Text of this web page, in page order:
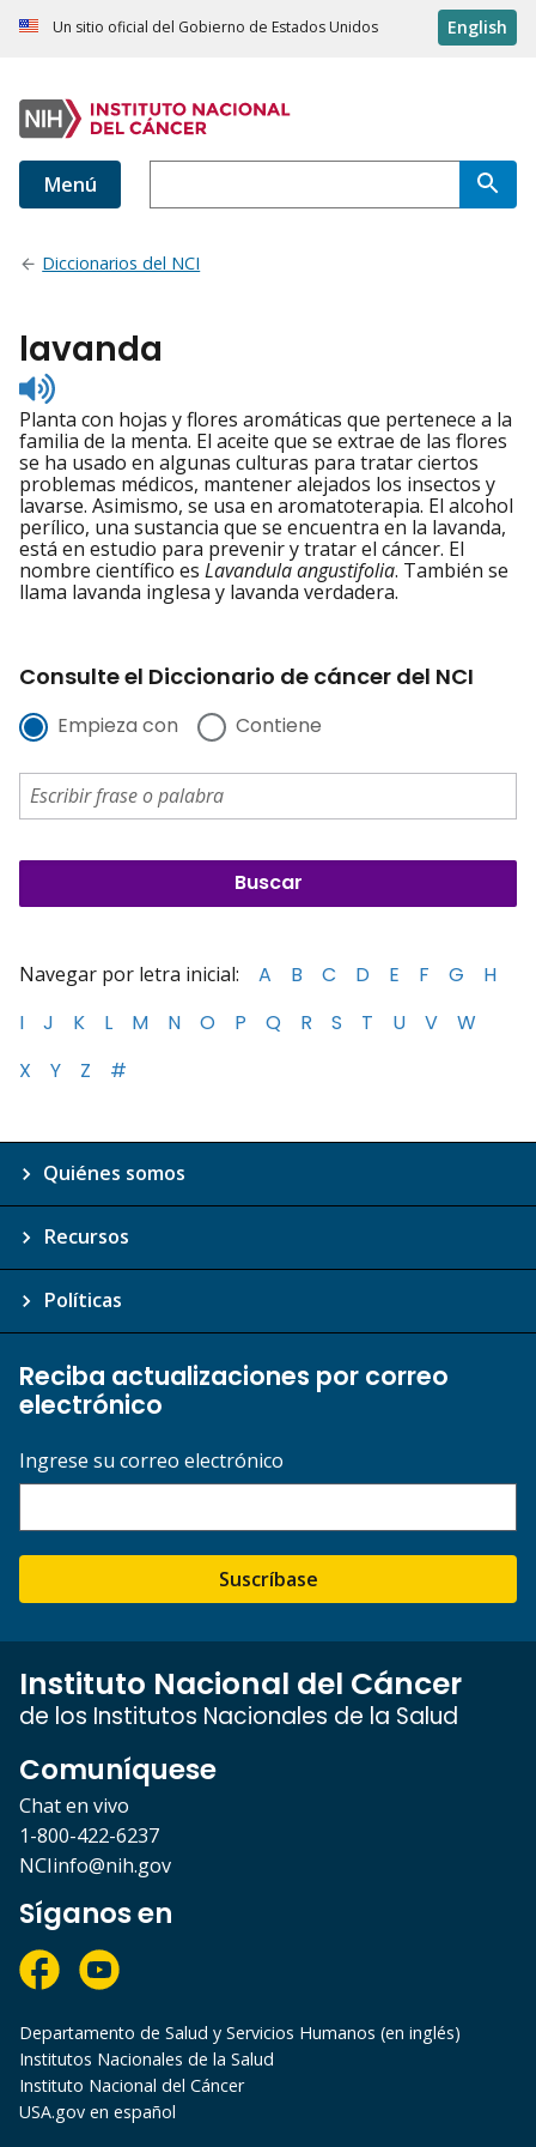
Un sitio oficial del Gobierno de Estados Unidos English
Menú
Diccionarios del NCI
lavanda
Listen
to
pronunciation
Planta con hojas y flores aromáticas que pertenece a la
familia de la menta. El aceite que se extrae de las flores
se ha usado en algunas culturas para tratar ciertos
problemas médicos, mantener alejados los insectos y
lavarse. Asimismo, se usa en aromatoterapia. El alcohol
perílico, una sustancia que se encuentra en la lavanda,
está en estudio para prevenir y tratar el cáncer. El
nombre científico es Lavandula angustifolia. También se
llama lavanda inglesa y lavanda verdadera.
Consulte el Diccionario de cáncer del NCI
Empieza con Contiene
Navegar por letra inicial: A B C D E F G
H
I
J K L M N O P Q R S T U V
W
X
Y Z #
Quiénes somos
Recursos
Políticas
Reciba actualizaciones por correo
electrónico
Ingrese su correo electrónico
Suscríbase
Instituto Nacional del Cáncer
de los Institutos Nacionales de la Salud
Comuníquese
Chat en vivo
1-800-422-6237
NCIinfo@nih.gov
Síganos en
Departamento de Salud y Servicios Humanos (en inglés)
Institutos Nacionales de la Salud
Instituto Nacional del Cáncer
USA.gov en español